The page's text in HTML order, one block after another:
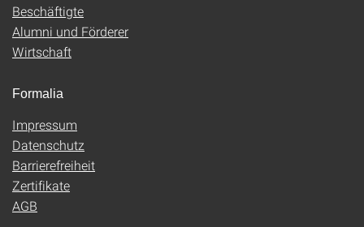
Beschäftigte
Alumni und Förderer
Wirtschaft
Formalia
Impressum
Datenschutz
Barrierefreiheit
Zertifikate
AGB